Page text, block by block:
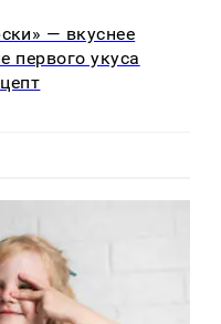
— вкуснее
первого укуса